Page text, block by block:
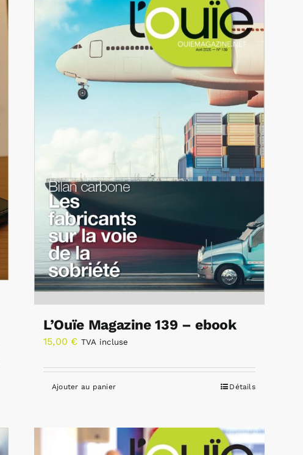
L’Ouïe Magazine 139 – ebook
15,00 € TVA incluse
Ajouter au panier Détails